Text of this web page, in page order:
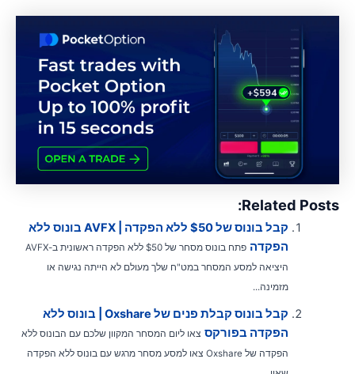
Related
קבל בונוס של $50 ללא הפקדה | AVFX בונוס ללא
הפקדה
פתח בונוס מסחר של $50 ללא הפקדה ראשונית ב-AVFX
היציאה למסע המסחר במט"ח שלך מעולם לא הייתה נגישה או
מזמינה...
קבל בונוס קבלת פנים של Oxshare | בונוס ללא
הפקדה בפורקס צאו ליום המסחר המקוון שלכם עם הבונוס ללא
הפקדה של Oxshare צאו למסע מסחר מרגש עם בונוס ללא הפקדה